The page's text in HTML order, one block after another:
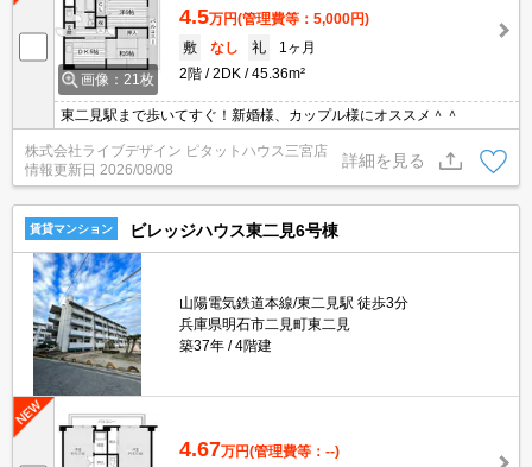
画像：21枚
4.5万円(管理費等：5,000円)
敷
なし 礼
1ヶ月
2階
2DK 45.36m²
東二見駅まで歩いてすぐ！新婚様、カップル様にオススメ＾＾
株式会社ライブデザイン ピタットハウス三宮店
情報更新日 2026/08/08
詳細を見る
賃貸マンション ビレッジハウス東二見6号棟
山陽電気鉄道本線/東二見駅 徒歩3分
兵庫県明石市二見町東二見
築37年
4階建
4.67万円(管理費等：--)